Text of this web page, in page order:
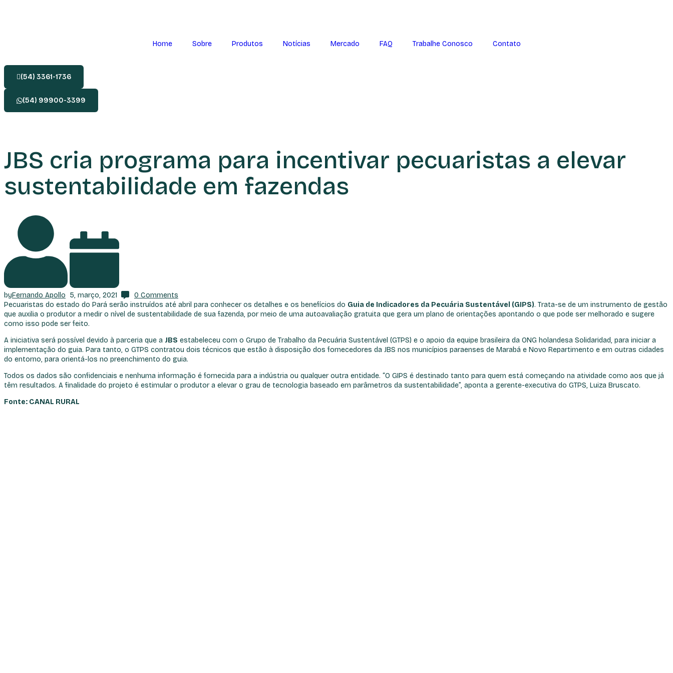
Home Sobre Produtos Notícias Mercado FAQ Trabalhe Conosco Contato
(54) 3361-1736
(54) 99900-3399
JBS cria programa para incentivar pecuaristas a elevar
sustentabilidade em fazendas
byFernando Apollo 5, março, 2021 0 Comments
Pecuaristas do estado do Pará serão instruídos até abril para conhecer os detalhes e os benefícios do Guia de Indicadores da Pecuária Sustentável (GIPS). Trata-se de um instrumento de gestão
que auxilia o produtor a medir o nível de sustentabilidade de sua fazenda, por meio de uma autoavaliação gratuita que gera um plano de orientações apontando o que pode ser melhorado e sugere
como isso pode ser feito.
A iniciativa será possível devido à parceria que a JBS estabeleceu com o Grupo de Trabalho da Pecuária Sustentável (GTPS) e o apoio da equipe brasileira da ONG holandesa Solidaridad, para iniciar a
implementação do guia. Para tanto, o GTPS contratou dois técnicos que estão à disposição dos fornecedores da JBS nos municípios paraenses de Marabá e Novo Repartimento e em outras cidades
do entorno, para orientá-los no preenchimento do guia.
Todos os dados são confidenciais e nenhuma informação é fornecida para a indústria ou qualquer outra entidade. “O GIPS é destinado tanto para quem está começando na atividade como aos que já
têm resultados. A finalidade do projeto é estimular o produtor a elevar o grau de tecnologia baseado em parâmetros da sustentabilidade”, aponta a gerente-executiva do GTPS, Luiza Bruscato.
Fonte: CANAL RURAL